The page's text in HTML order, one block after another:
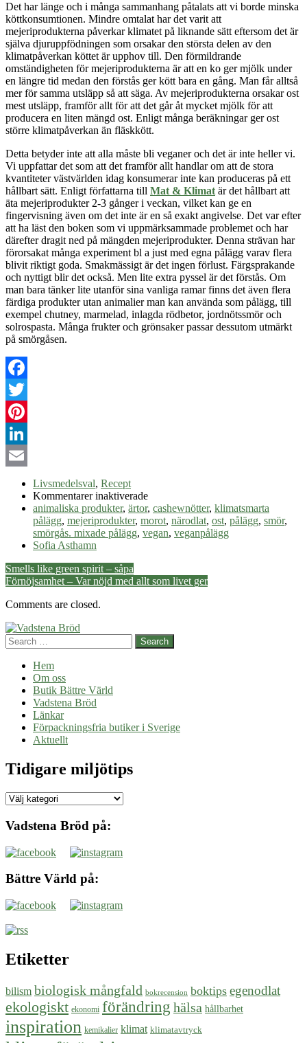
Det har länge och i många sammanhang påtalats att vi borde minska
köttkonsumtionen. Mindre omtalat har det varit att
mejeriprodukterna påverkar klimatet på liknande sätt eftersom det är
själva djuruppfödningen som orsakar den största delen av den
klimatpåverkan köttet är upphov till. Den förmildrande
omständigheten för mejeriprodukterna är att en ko ger mjölk under
en längre tid medan den förstås ger kött bara en gång. Man får alltså
mer för samma utsläpp så att säga. Av mejeriprodukterna orsakar ost
mest utsläpp, framför allt för att det går åt mycket mjölk för att
producera en liten mängd ost. Enligt många beräkningar ger ost
större klimatpåverkan än fläskkött.
Detta betyder inte att alla måste bli veganer och det är inte heller vi.
Vi uppfattar det som att det framför allt handlar om att de stora
kvantiteter västvärlden idag konsumerar inte kan produceras på ett
hållbart sätt. Enligt författarna till Mat & Klimatär det hållbart att
äta mejeriprodukter 2-3 gånger i veckan, vilket kan ge en
fingervisning även om det inte är en så exakt angivelse. Det var efter
att ha läst den boken som vi uppmärksammade problemet och har
därefter dragit ned på mängden mejeriprodukter. Denna strävan har
förorsakat många experiment bl a just med egna pålägg varav flera
blivit riktigt goda. Smakmässigt är det ingen förlust. Färgsprakande
och nyttigt blir det också. Men lite extra pyssel är det förstås. Om
man bara tänker lite utanför sina vanliga ramar finns det även flera
färdiga produkter utan animalier man kan använda som pålägg, till
exempel chutney, marmelad, inlagda rödbetor, jordnötssmör och
solrospasta. Många frukter och grönsaker passar dessutom utmärkt
på smörgåsen.
Facebook
Twitter
Pinterest
LinkedIn
Livsmedelsval, Recept
Kommentarer inaktiveradeför
Klimatsmarta
recept
på
animaliska produkter, ärtor, cashewnötter, klimatsmarta
pålägg, mejeriprodukter, morot, närodlat, ost, pålägg, smör,
smörgås. mixade pålägg, vegan, veganpålägg
Sofia Asthamn
Post
navigation
Smells like green spirit – såpa
Förnöjsamhet – Var nöjd med allt som livet ger
Comments are closed.
Search
Hem
Om oss
Butik Bättre Värld
Vadstena Bröd
Länkar
Förpackningsfria butiker i Sverige
Aktuellt
Tidigare miljötips
Tidigare
Vadstena Bröd på:
Bättre Värld på:
Etiketter
bilism biologisk mångfald bokrecension boktips egenodlat
ekologiskt ekonomi förändring hälsa hållbarhet
inspiration kemikalier klimat klimatavtryck